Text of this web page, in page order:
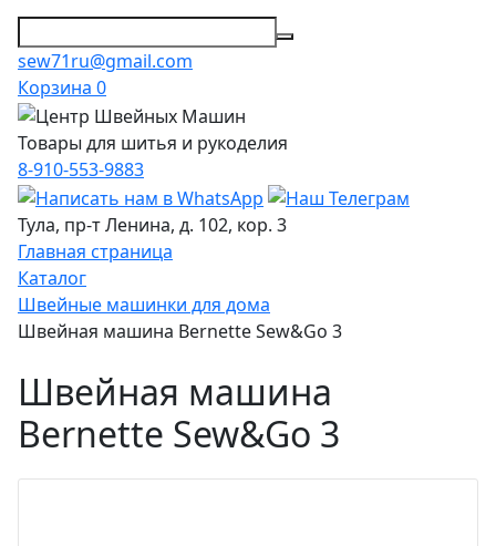
sew71ru@gmail.com
Корзина 0
Товары для шитья и рукоделия
8-910-553-9883
Тула, пр-т Ленина, д. 102, кор. 3
Главная страница
Каталог
Швейные машинки для дома
Швейная машина Bernette Sew&Go 3
Швейная машина
Bernette Sew&Go 3